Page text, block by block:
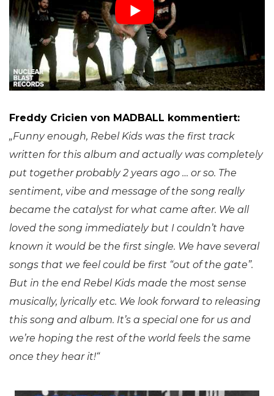
Freddy Cricien von MADBALL kommentiert:
„Funny enough, Rebel Kids was the first track
written for this album and actually was completely
put together probably 2 years ago … or so. The
sentiment, vibe and message of the song really
became the catalyst for what came after. We all
loved the song immediately but I couldn’t have
known it would be the first single. We have several
songs that we feel could be first “out of the gate”.
But in the end Rebel Kids made the most sense
musically, lyrically etc. We look forward to releasing
this song and album. It’s a special one for us and
we’re hoping the rest of the world feels the same
once they hear it!“